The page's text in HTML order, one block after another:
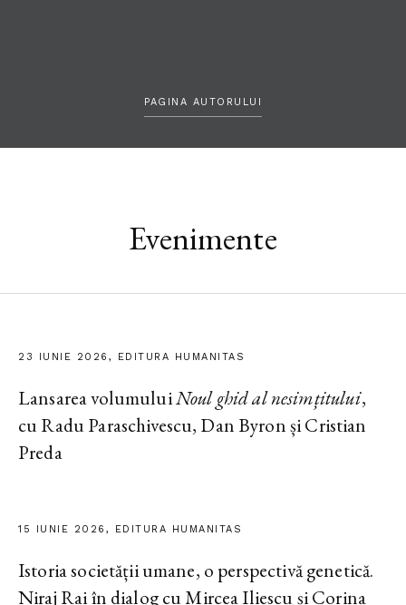
PAGINA AUTORULUI
Evenimente
23 IUNIE 2026, EDITURA HUMANITAS
Lansarea volumuluiNoul ghid al nesimțitului,
cu Radu Paraschivescu, Dan Byron și Cristian
Preda
15 IUNIE 2026, EDITURA HUMANITAS
Istoria societății umane, o perspectivă genetică.
Niraj Rai în dialog cu Mircea Iliescu și Corina